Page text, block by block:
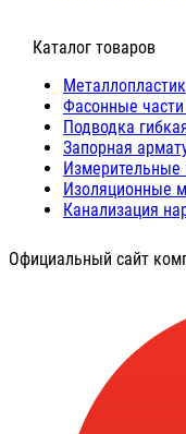
⠀Каталог товаров
Металлопластик
Фасонные
Подводка
Запорная
Измерительные
Изоляционные
Канализация
Официальный сайт